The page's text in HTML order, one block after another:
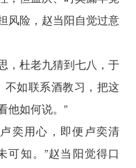
风险，赵当阳自觉过意
，杜老九猜到七八，于
不如联系酒教习，把这
他如何说。”
奕用心，即便卢奕清
可知。”赵当阳觉得口